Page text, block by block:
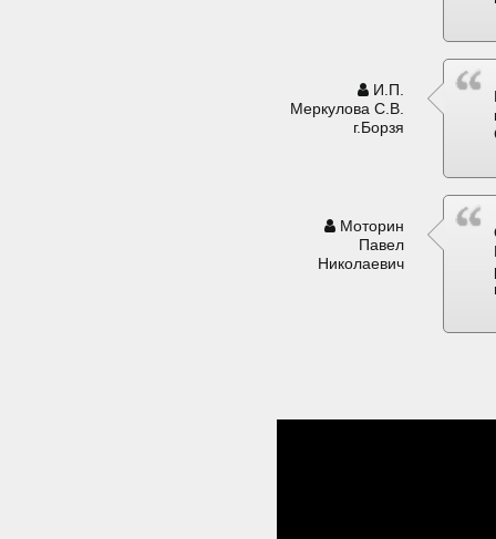
И.П.
Меркулова С.В.
г.Борзя
Моторин
Павел
Николаевич